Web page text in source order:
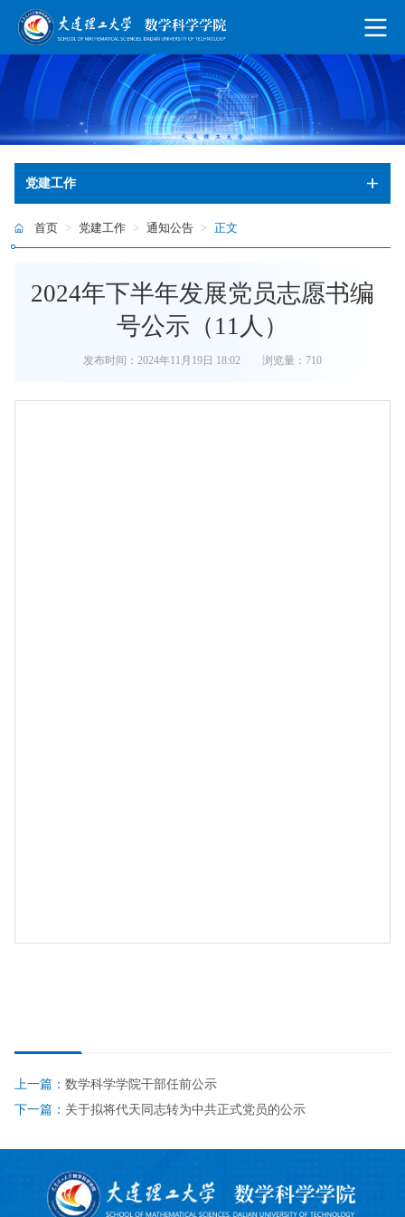
党建工作
首页 > 党建工作 > 通知公告 > 正文
2024年下半年发展党员志愿书编
号公示（11人）
发布时间：2024年11月19日 18:02 浏览量： 710
上一篇： 数学科学学院干部任前公示
下一篇： 关于拟将代天同志转为中共正式党员的公示